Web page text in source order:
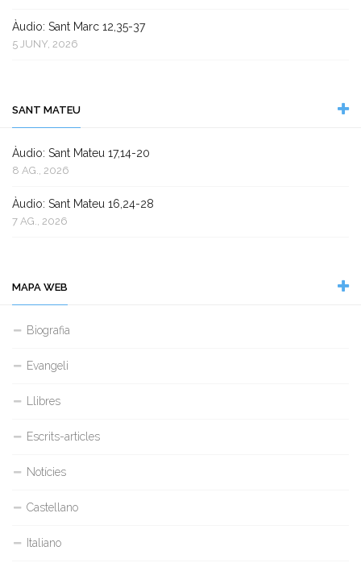
Àudio: Sant Marc 12,35-37
5 JUNY, 2026
SANT MATEU
Àudio: Sant Mateu 17,14-20
8 AG., 2026
Àudio: Sant Mateu 16,24-28
7 AG., 2026
MAPA WEB
Biografia
Evangeli
Llibres
Escrits-articles
Notícies
Castellano
Italiano